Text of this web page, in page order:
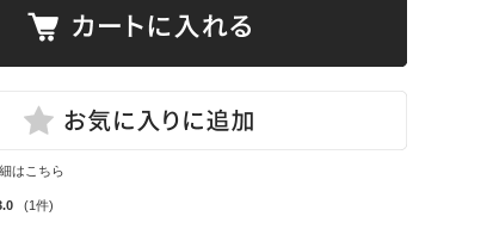
はこちら
(1件)